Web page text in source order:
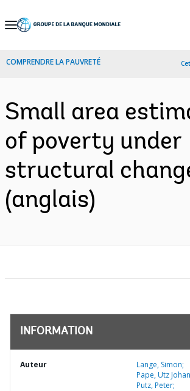
Skip
Navigation
COMPRENDRE LA PAUVRETÉ
Small area
of poverty under
structural
(anglais)
INFORMATION
Auteur
Lange, Simon;
Pape, Utz
Putz, Peter;